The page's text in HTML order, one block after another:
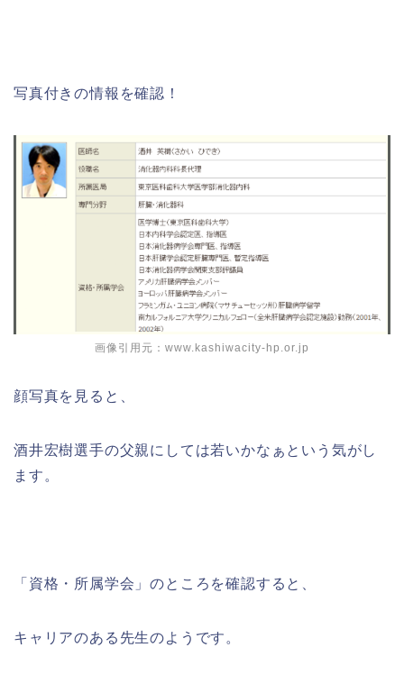
写真付きの情報を確認！
画像引用元：www.kashiwacity-hp.or.jp
顔写真を見ると、
酒井宏樹選手の父親にしては若いかなぁという気がし
ます。
「資格・所属学会」のところを確認すると、
キャリアのある先生のようです。